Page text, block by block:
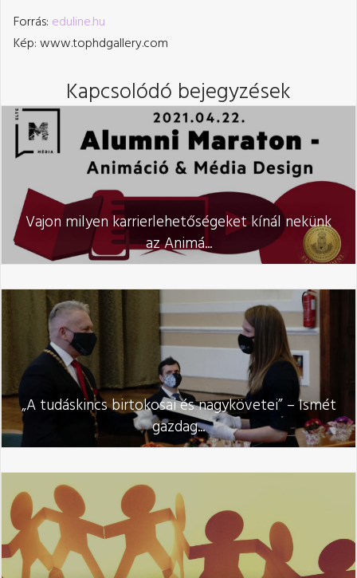
Forrás: eduline.hu
Kép: www.tophdgallery.com
Kapcsolódó bejegyzések
Vajon milyen karrierlehetőségeket kínál nekünk
az Animá...
„A tudáskincs birtokosai és nagykövetei” – Ismét
gazdag...